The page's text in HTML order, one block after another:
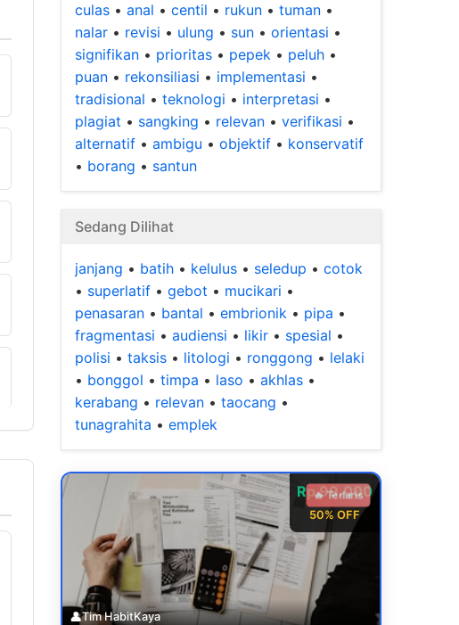
culas • anal • centil • rukun • tuman •
nalar • revisi • ulung • sun • orientasi •
signifikan • prioritas • pepek • peluh •
puan • rekonsiliasi • implementasi •
tradisional • teknologi • interpretasi •
plagiat • sangking • relevan • verifikasi •
alternatif • ambigu • objektif • konservatif
• borang • santun
Sedang Dilihat
janjang • batih • kelulus • seledup • cotok
• superlatif • gebot • mucikari •
penasaran • bantal • embrionik • pipa •
fragmentasi • audiensi • likir • spesial •
polisi • taksis • litologi • ronggong • lelaki
• bonggol • timpa • laso • akhlas •
kerabang • relevan • taocang •
tunagrahita • emplek
Rp 99.000
50% OFF
🔥 Terlaris
👤Tim HabitKaya